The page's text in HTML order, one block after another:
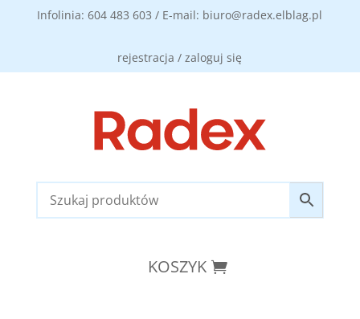
Infolinia: 604 483 603 / E-mail: biuro@radex.elblag.pl
rejestracja / zaloguj się
KOSZYK